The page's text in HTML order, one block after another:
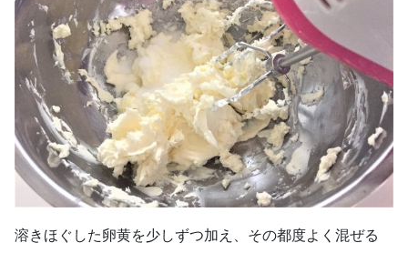
溶きほぐした卵黄を少しずつ加え、その都度よく混ぜる